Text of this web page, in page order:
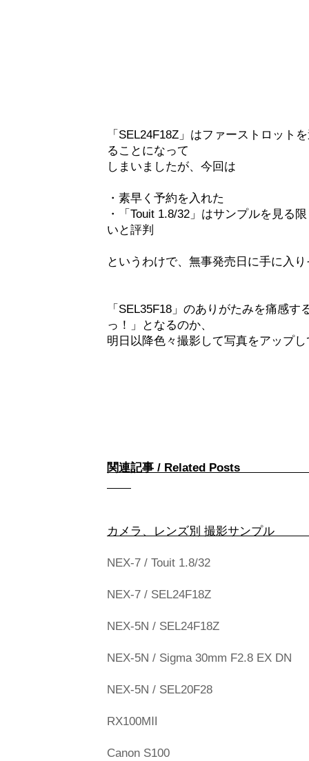
「SEL24F18Z」はファーストロット
ることになって
しまいましたが、今回は
・素早く予約を入れた
・「Touit 1.8/32」はサンプルを見る
いと評判
というわけで、無事発売日に手に入
「SEL35F18」のありがたみを痛感
っ！」となるのか、
明日以降色々撮影して写真をアップ
関連記事 /
カメラ、レンズ別
NEX-7 / Touit 1.8/32
NEX-7 / SEL24F18Z
NEX-5N / SEL24F18Z
NEX-5N / Sigma 30mm F2.8 EX DN
NEX-5N / SEL20F28
RX100MⅡ
Canon S100